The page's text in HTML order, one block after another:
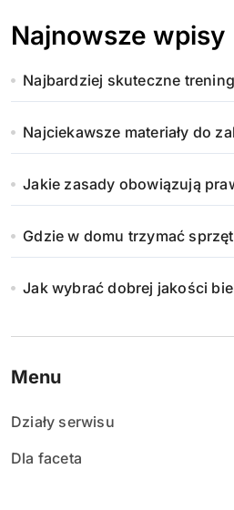
Najnowsze wpisy
Najbardziej skuteczne
Najciekawsze materiały do
Jakie zasady obowiązują
Gdzie w domu trzymać
Jak wybrać dobrej jakości
Menu
Działy serwisu
Dla faceta